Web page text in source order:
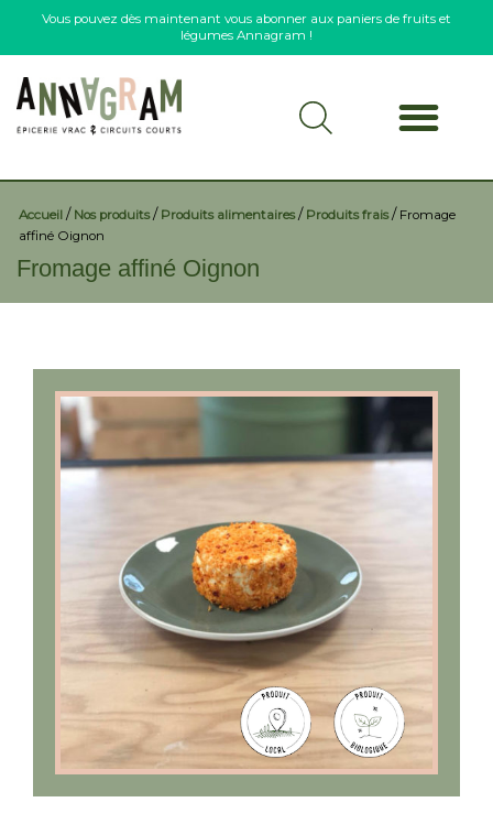
Accueil / Nos produits/ Produits alimentaires/ Produits frais/ Fromage
affiné Oignon
Fromage affiné Oignon
Vous pouvez dès maintenant vous abonner aux paniers de fruits et
légumes Annagram !